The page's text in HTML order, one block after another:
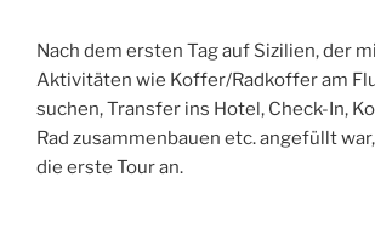
Nach dem ersten Tag auf Sizilien, der
Aktivitäten wie Koffer/Radkoffer am
suchen, Transfer ins Hotel, Check-In,
Rad zusammenbauen etc. angefüllt
die erste Tour an.